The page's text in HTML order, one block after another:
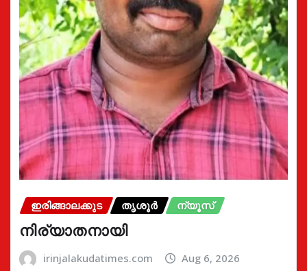
ഇരിങ്ങാലക്കുട തൃശൂർ ന്യൂസ്
നിര്യാതനായി
irinjalakudatimes.com Aug 6, 2026